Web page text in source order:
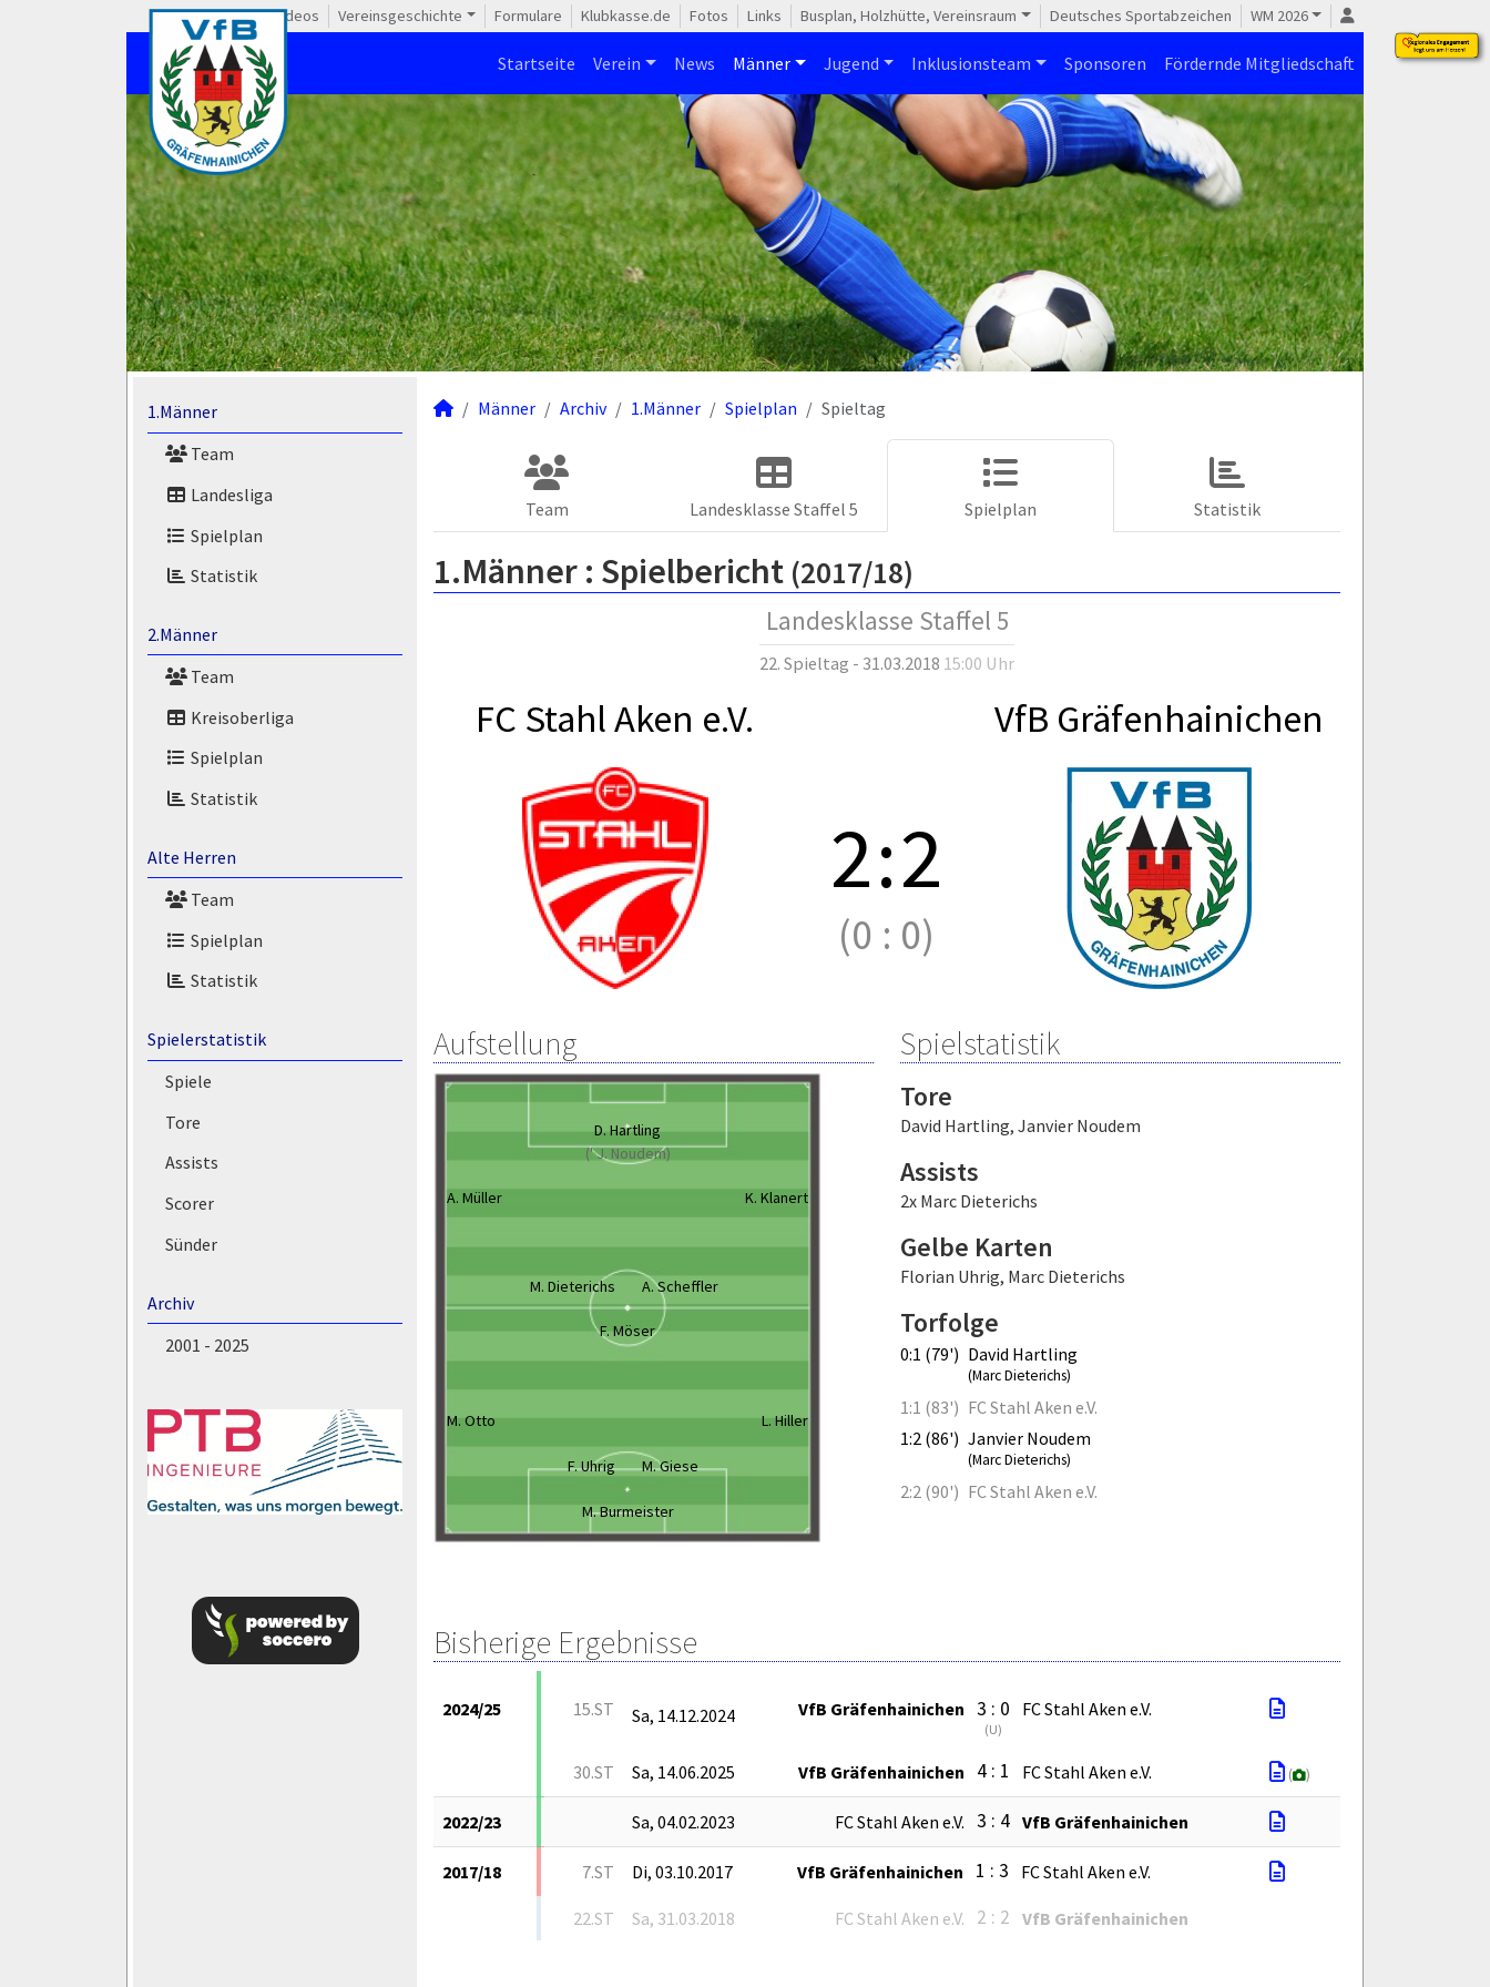
Videos Vereinsgeschichte Formulare Klubkasse.de Fotos Links Busplan, Holzhütte, Vereinsraum Deutsches Sportabzeichen WM 2026
Startseite Verein News Männer Jugend Inklusionsteam Sponsoren Fördernde Mitgliedschaft
1.Männer
Team
Landesliga
Spielplan
Statistik
2.Männer
Team
Kreisoberliga
Spielplan
Statistik
Alte Herren
Team
Spielplan
Statistik
Spielerstatistik
Spiele
Tore
Assists
Scorer
Sünder
Archiv
2001 - 2025
Männer Archiv 1.Männer Spielplan Spieltag
Team Landesklasse Staffel 5 Spielplan Statistik
1.Männer : Spielbericht (2017/18)
Landesklasse Staffel 5
22. Spieltag - 31.03.2018 15:00 Uhr
FC Stahl Aken e.V. VfB Gräfenhainichen
2:2
(0 : 0)
Aufstellung
D. Hartling
(' J. Noudem)
A. Müller K. Klanert
M. Dieterichs A. Scheffler
F. Möser
M. Otto L. Hiller
F. Uhrig M. Giese
M. Burmeister
Spielstatistik
Tore
David Hartling, Janvier Noudem
Assists
2x Marc Dieterichs
Gelbe Karten
Florian Uhrig, Marc Dieterichs
Torfolge
0:1 (79') David Hartling
(Marc Dieterichs)
1:1 (83') FC Stahl Aken e.V.
1:2 (86') Janvier Noudem
(Marc Dieterichs)
2:2 (90') FC Stahl Aken e.V.
Bisherige Ergebnisse
2024/25 15.ST Sa, 14.12.2024 VfB Gräfenhainichen 3 : 0
(U)
FC Stahl Aken e.V.
30.ST Sa, 14.06.2025 VfB Gräfenhainichen 4 : 1 FC Stahl Aken e.V. ( )
2022/23 Sa, 04.02.2023 FC Stahl Aken e.V. 3 : 4 VfB Gräfenhainichen
2017/18 7.ST Di, 03.10.2017 VfB Gräfenhainichen 1 : 3 FC Stahl Aken e.V.
22.ST Sa, 31.03.2018 FC Stahl Aken e.V. 2 : 2 VfB Gräfenhainichen